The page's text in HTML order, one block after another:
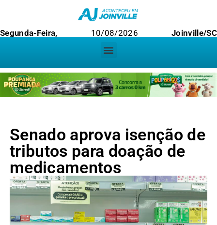
Segunda-Feira, 10/08/2026 Joinville/SC
Senado aprova isenção de
tributos para doação de
medicamentos